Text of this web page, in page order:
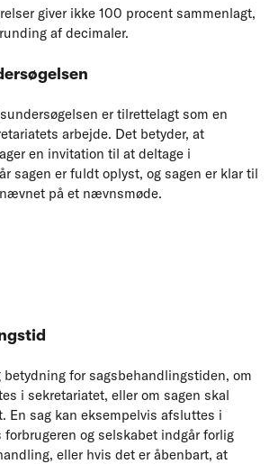
giver ikke 100 procent sammenlagt,
af decimaler.
er tilrettelagt som en
arbejde. Det betyder, at
en invitation til at deltage i
sagen er fuldt oplyst, og sagen er klar til
på et nævnsmøde.
for sagsbehandlingstiden, om
i sekretariatet, eller om sagen skal
En sag kan eksempelvis afsluttes i
forbrugeren og selskabet indgår forlig
eller hvis det er åbenbart, at